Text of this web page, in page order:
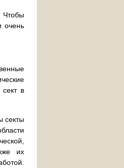
Чтобы
очень
в
секты
их